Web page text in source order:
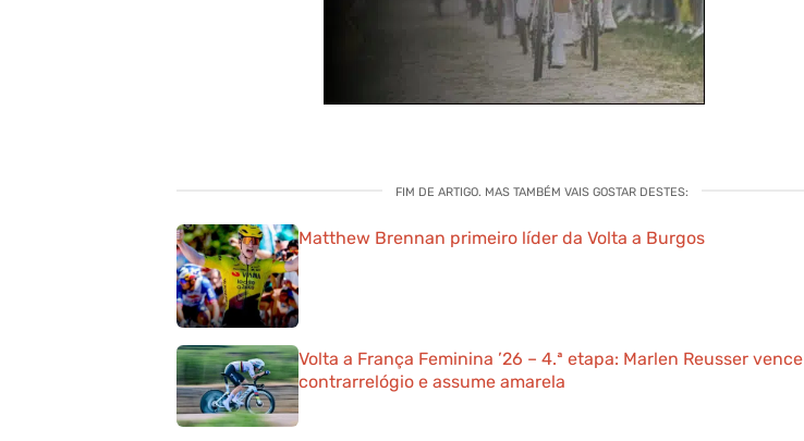
FIM DE ARTIGO. MAS TAMBÉM VAIS GOSTAR DESTES:
Matthew Brennan primeiro líder da Volta a Burgos
Volta a França Feminina ’26 – 4.ª etapa: Marlen Reusser vence
contrarrelógio e assume amarela